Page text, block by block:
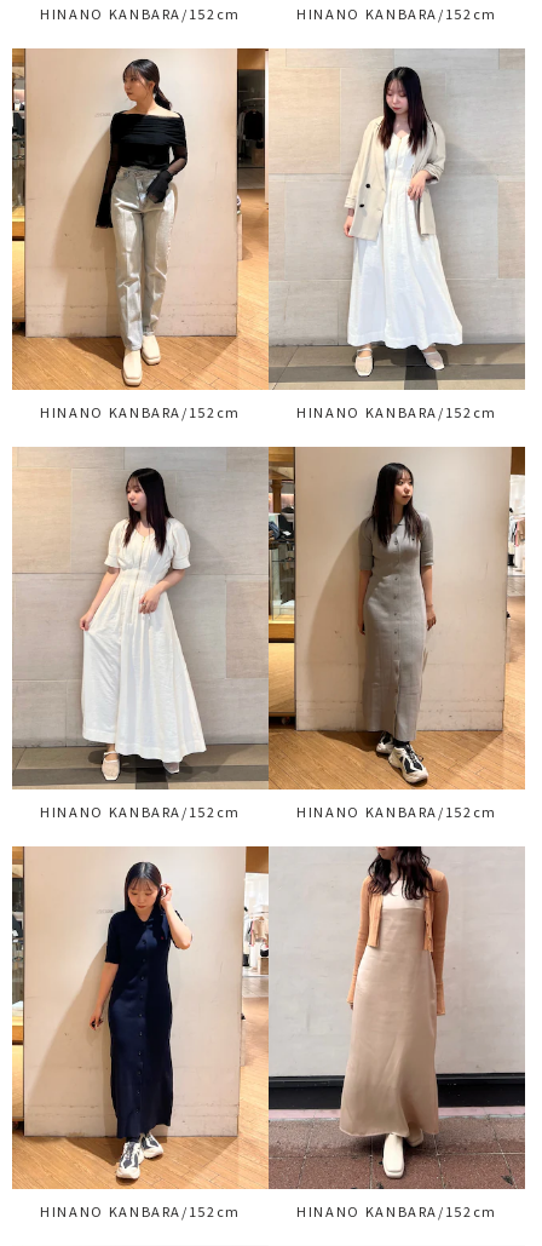
HINANO KANBARA/152cm HINANO KANBARA/152cm
HINANO KANBARA/152cm HINANO KANBARA/152cm
HINANO KANBARA/152cm HINANO KANBARA/152cm
HINANO KANBARA/152cm HINANO KANBARA/152cm